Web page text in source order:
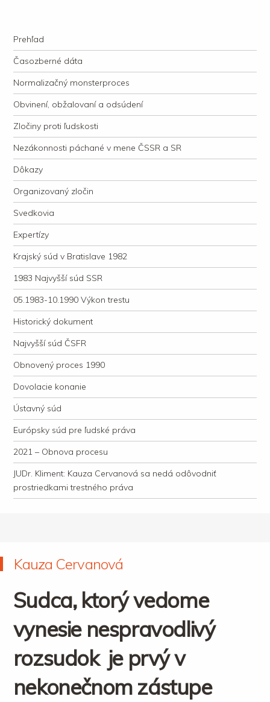
justície
Navigation
Skip to content
Prehľad
Časozberné dáta
Normalizačný monsterproces
Obvinení, obžalovaní a odsúdení
Zločiny proti ľudskosti
Nezákonnosti páchané v mene ČSSR a SR
Dôkazy
Organizovaný zločin
Svedkovia
Expertízy
Krajský súd v Bratislave 1982
1983 Najvyšší súd SSR
05.1983-10.1990 Výkon trestu
Historický dokument
Najvyšší súd ČSFR
Obnovený proces 1990
Dovolacie konanie
Ústavný súd
Európsky súd pre ľudské práva
2021 – Obnova procesu
JUDr. Kliment: Kauza Cervanová sa nedá odôvodniť
prostriedkami trestného práva
Kauza Cervanová
Sudca, ktorý vedome
vynesie nespravodlivý
rozsudok je prvý v
nekonečnom zástupe